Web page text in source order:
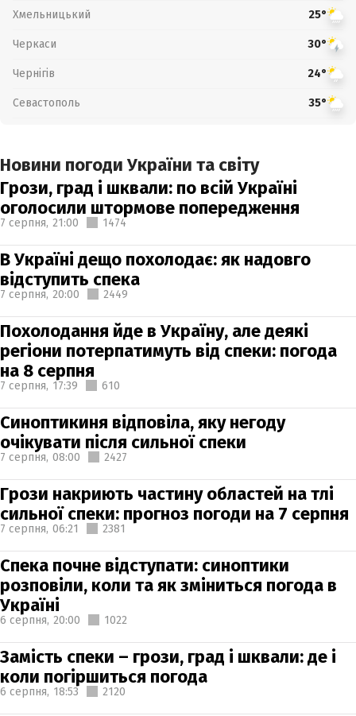
Хмельницький 25°
Черкаси 30°
Чернігів 24°
Севастополь 35°
Новини погоди України та світу
Грози, град і шквали: по всій Україні
оголосили штормове попередження
7 серпня, 21:00 1474
В Україні дещо похолодає: як надовго
відступить спека
7 серпня, 20:00 2449
Похолодання йде в Україну, але деякі
регіони потерпатимуть від спеки: погода
на 8 серпня
7 серпня, 17:39 610
Синоптикиня відповіла, яку негоду
очікувати після сильної спеки
7 серпня, 08:00 2427
Грози накриють частину областей на тлі
сильної спеки: прогноз погоди на 7 серпня
7 серпня, 06:21 2381
Спека почне відступати: синоптики
розповіли, коли та як зміниться погода в
Україні
6 серпня, 20:00 1022
Замість спеки – грози, град і шквали: де і
коли погіршиться погода
6 серпня, 18:53 2120